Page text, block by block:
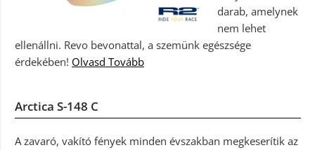
darab, amelynek
nem lehet
ellenállni. Revo bevonattal, a szemünk egészsége
érdekében! Olvasd Tovább
Arctica S-148 C
A zavaró, vakító fények minden évszakban megkeserítik az